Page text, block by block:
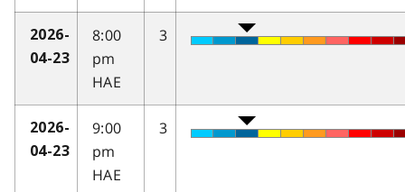
2026-
04-23
8:00
pm
HAE
3
2026-
04-23
9:00
pm
HAE
3